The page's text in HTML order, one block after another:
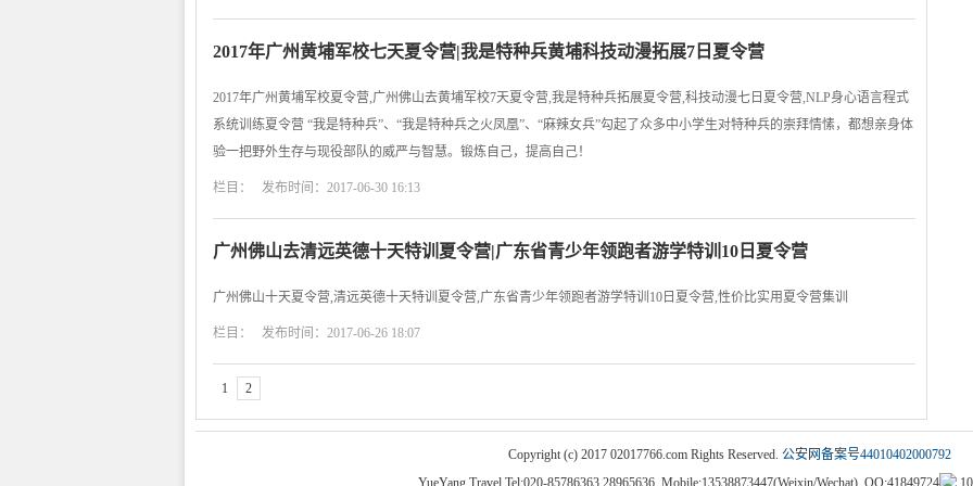
2017年广州黄埔军校七天夏令营|我是特种兵黄埔科技动漫拓展7日夏令营
2017年广州黄埔军校夏令营,广州佛山去黄埔军校7天夏令营,我是特种兵拓展夏令营,科技动漫七日夏令营,NLP身心语言程式
系统训练夏令营 “我是特种兵”、“我是特种兵之火凤凰”、“麻辣女兵”勾起了众多中小学生对特种兵的崇拜情愫，都想亲身体
验一把野外生存与现役部队的威严与智慧。锻炼自己，提高自己！
栏目： 发布时间：2017-06-30 16:13
广州佛山去清远英德十天特训夏令营|广东省青少年领跑者游学特训10日夏令营
广州佛山十天夏令营,清远英德十天特训夏令营,广东省青少年领跑者游学特训10日夏令营,性价比实用夏令营集训
栏目： 发布时间：2017-06-26 18:07
1 2
Copyright (c) 2017 02017766.com Rights Reserved. 公安网备案号44010402000792
YueYang Travel Tel:020-85786363 28965636, Mobile:13538873447(Weixin/Wechat), QQ:41849724